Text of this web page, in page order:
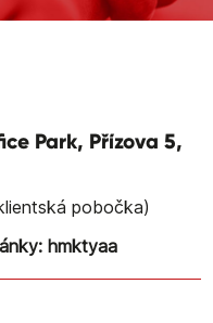
Park, Přízova 5,
pobočka)
hmktyaa